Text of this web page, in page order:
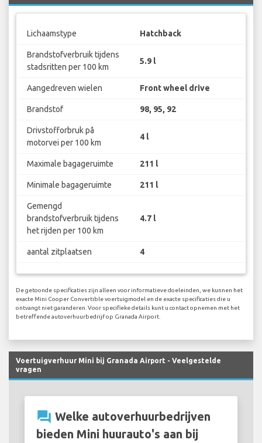
Lichaamstype Hatchback
Brandstofverbruik tijdens
stadsritten per 100 km
5.9 l
Aangedreven wielen Front wheel drive
Brandstof 98, 95, 92
Drivstofforbruk på
motorvei per 100 km
4 l
Maximale bagageruimte 211 l
Minimale bagageruimte 211 l
Gemengd
brandstofverbruik tijdens
het rijden per 100 km
4.7 l
aantal zitplaatsen 4
De getoonde specificaties zijn alleen voor informatieve doeleinden, we kunnen het
exacte Mini Cooper Convertible voertuigmodel en de exacte specificaties die u
ontvangt niet garanderen. Voor specifieke details kunt u contact opnemen met het
betreffende autoverhuurbedrijf op Granada Airport.
Voertuigverhuur Mini bij Granada Airport - Veelgestelde
vragen
question_answer Welke autoverhuurbedrijven
bieden Mini huurauto's aan bij